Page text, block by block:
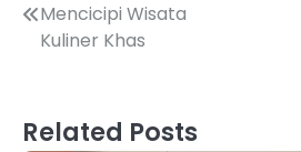
Navigasi
Mencicipi Wisata
Kuliner Khas
Related Posts